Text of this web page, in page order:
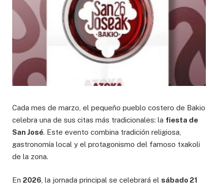
Cada mes de marzo, el pequeño pueblo costero de Bakio
celebra una de sus citas más tradicionales: la fiesta de
San José. Este evento combina tradición religiosa,
gastronomía local y el protagonismo del famoso txakoli
de la zona.
En 2026 , la jornada principal se celebrará el sábado 21